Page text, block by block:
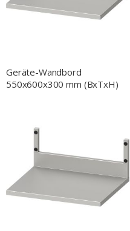
Geräte-Wandbord
550x600x300 mm (BxTxH)